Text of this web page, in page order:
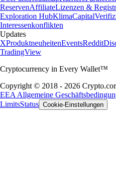
ReservenAffiliateLizenzen &
Exploration HubKlimaCapital
Interessenkonflikten
Updates
XProduktneuheitenEventsReddit
TradingView
Cryptocurrency in Every Wallet™
Copyright © 2018 - 2026
EEA Allgemeine
LimitsStatus Cookie-Einstellungen